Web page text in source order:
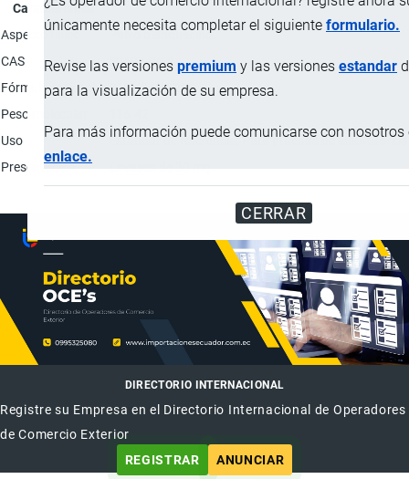
únicamente necesita completar el siguiente formulario.
Revise las versiones premium y las versiones estandar
para la visualización de su empresa.
Para más información puede comunicarse con nosotros
enlace.
CERRAR
Característica
Aspecto físico
Polvo blanquecino.
CAS
59697-06-2
Fórmula molecularC13H24N4O3S
Peso molecular
Uso
Estándar de referencia; Para pruebas de
Presentación
DIRECTORIO INTERNACIONAL
Registre su Empresa en el Directorio Internacional de Operadores
de Comercio Exterior
REGISTRAR
ANUNCIAR